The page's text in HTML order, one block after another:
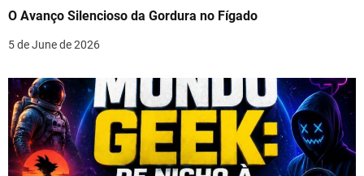
O Avanço Silencioso da Gordura no Fígado
5 de June de 2026